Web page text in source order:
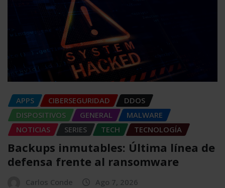
APPS CIBERSEGURIDAD
DDOS
DISPOSITIVOS
GENERAL
MALWARE
NOTICIAS
SERIES TECH TECNOLOGÍA
Backups inmutables: Última línea de
defensa frente al ransomware
Carlos Conde Ago 7, 2026